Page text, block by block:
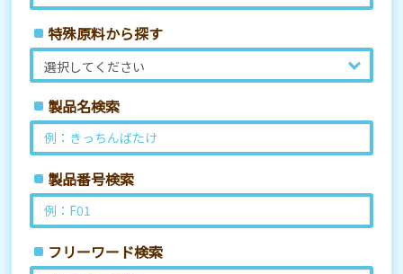
特殊原料から探す
製品名検索
製品番号検索
フリーワード検索